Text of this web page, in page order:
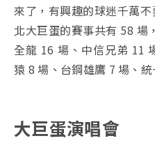
來了，有興趣的球迷千萬
北大巨蛋的賽事共有 58 場
全龍 16 場、中信兄弟 11
猿 8 場、台鋼雄鷹 7 場、 統
大巨蛋演唱會